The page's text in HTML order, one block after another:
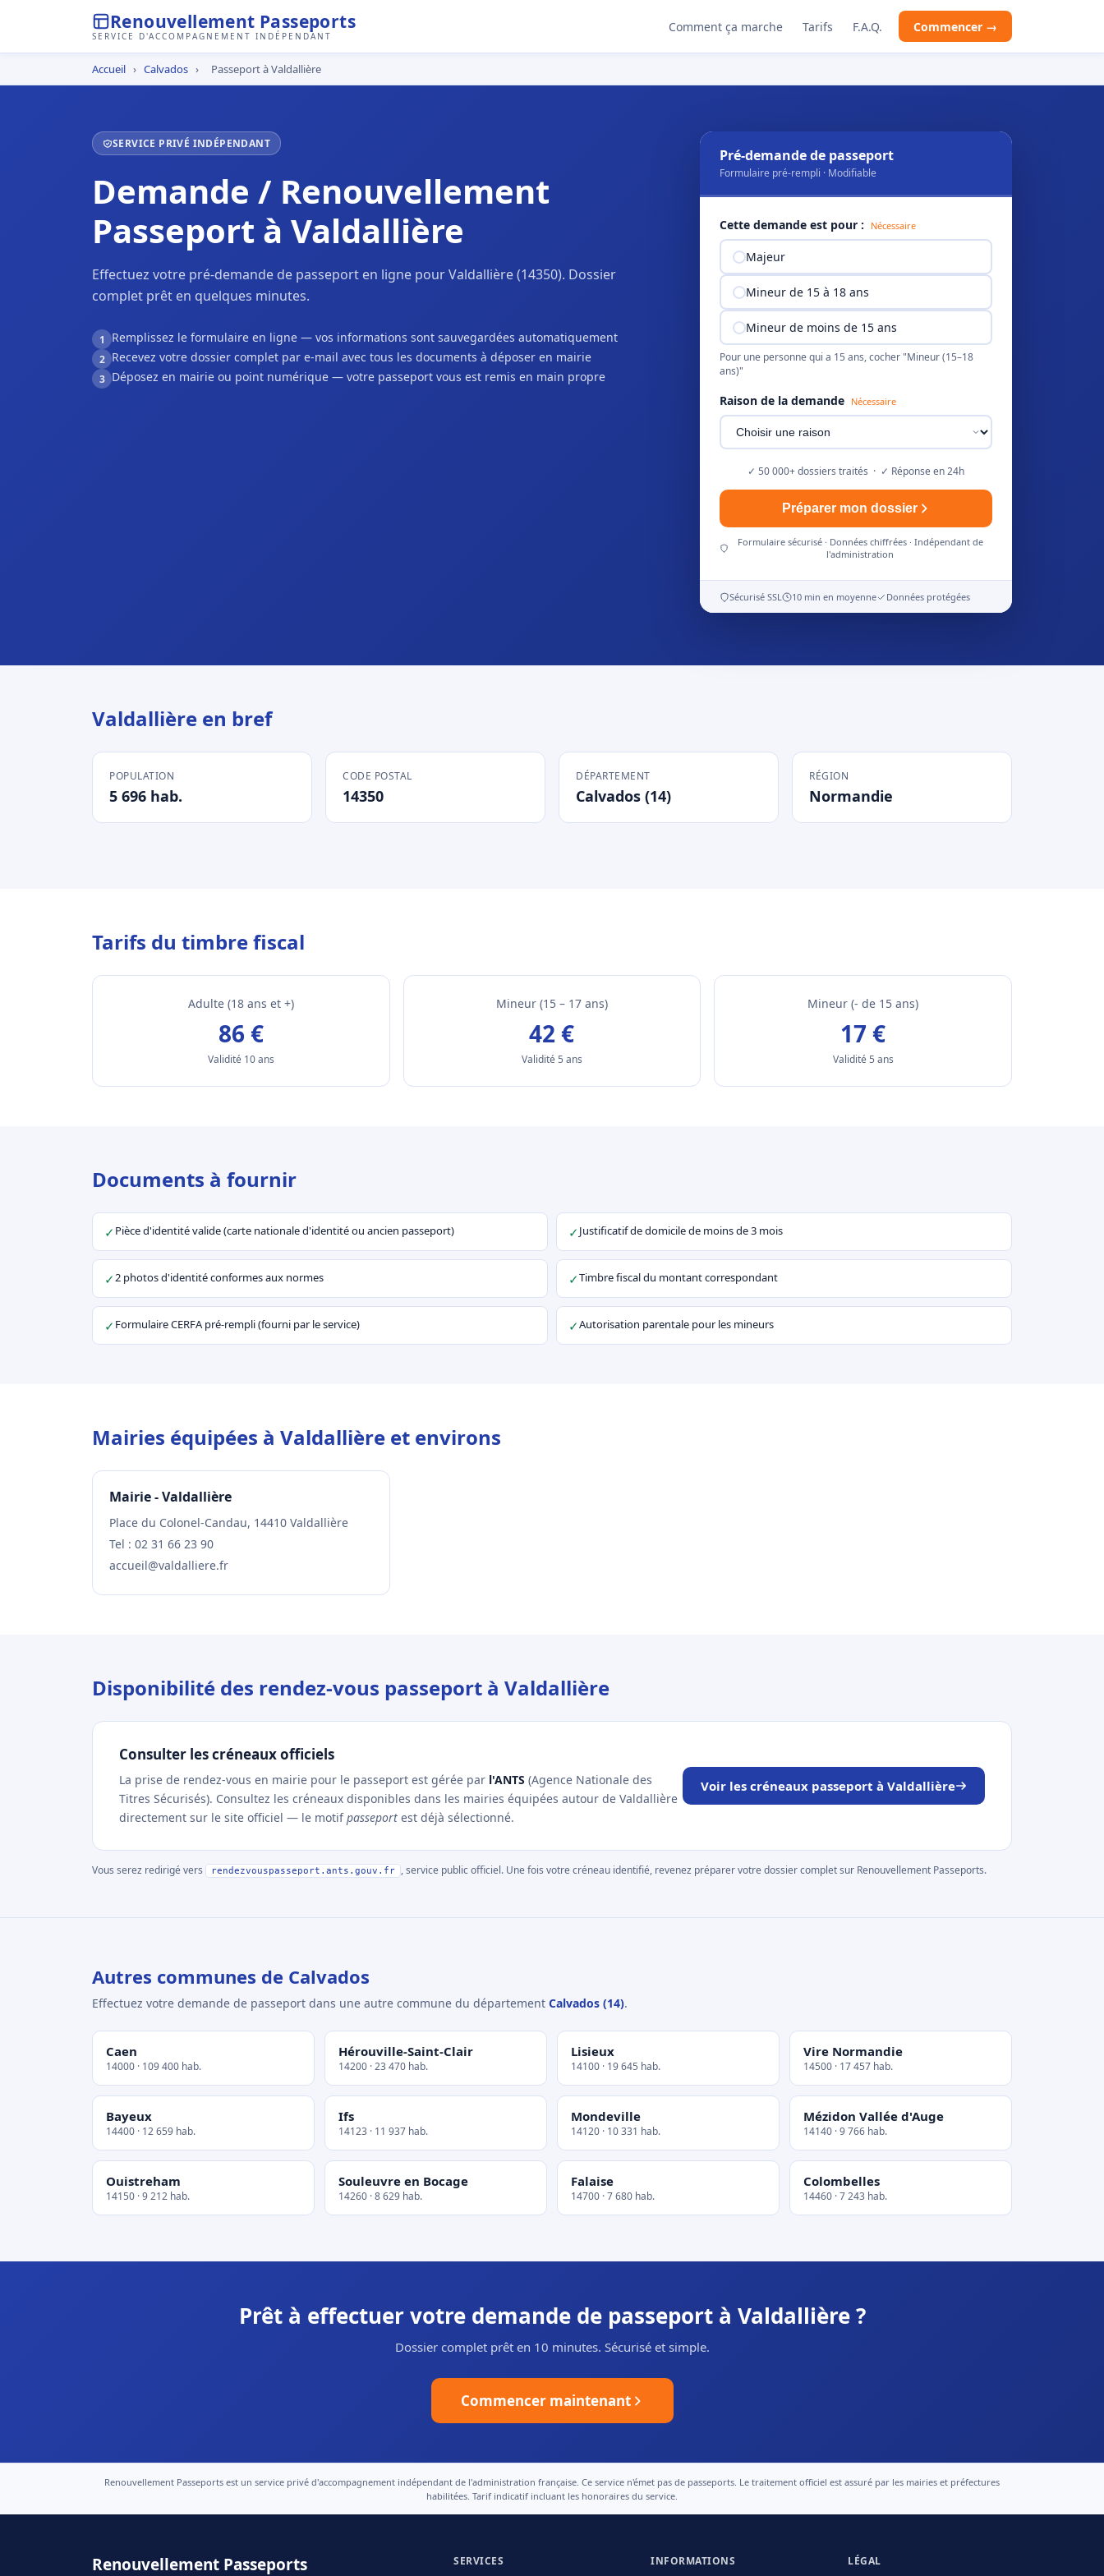
Renouvellement Passeports
SERVICE D'ACCOMPAGNEMENT INDÉPENDANT
Comment ça marche Tarifs F.A.Q. Commencer →
Accueil › Calvados › Passeport à Valdallière
SERVICE PRIVÉ INDÉPENDANT
Demande / Renouvellement
Passeport à Valdallière
Effectuez votre pré-demande de passeport en ligne pour Valdallière (14350). Dossier
complet prêt en quelques minutes.
1 Remplissez le formulaire en ligne — vos informations sont sauvegardées automatiquement
2 Recevez votre dossier complet par e-mail avec tous les documents à déposer en mairie
3 Déposez en mairie ou point numérique — votre passeport vous est remis en main propre
Pré-demande de passeport
Formulaire pré-rempli · Modifiable
Cette demande est pour : Nécessaire
Majeur
Mineur de 15 à 18 ans
Mineur de moins de 15 ans
Pour une personne qui a 15 ans, cocher "Mineur (15–18
ans)"
Raison de la demande Nécessaire
✓ 50 000+ dossiers traités · ✓ Réponse en 24h
Préparer mon dossier
Formulaire sécurisé · Données chiffrées · Indépendant de
l'administration
Sécurisé SSL 10 min en moyenne Données protégées
Valdallière en bref
POPULATION
5 696 hab.
CODE POSTAL
14350
DÉPARTEMENT
Calvados (14)
RÉGION
Normandie
Tarifs du timbre fiscal
Adulte (18 ans et +)
86 €
Validité 10 ans
Mineur (15 – 17 ans)
42 €
Validité 5 ans
Mineur (- de 15 ans)
17 €
Validité 5 ans
Documents à fournir
✓ Pièce d'identité valide (carte nationale d'identité ou ancien passeport) ✓Justificatif de domicile de moins de 3 mois
✓2 photos d'identité conformes aux normes ✓Timbre fiscal du montant correspondant
✓ Formulaire CERFA pré-rempli (fourni par le service) ✓Autorisation parentale pour les mineurs
Mairies équipées à Valdallière et environs
Mairie - Valdallière
Place du Colonel-Candau, 14410 Valdallière
Tel : 02 31 66 23 90
accueil@valdalliere.fr
Disponibilité des rendez-vous passeport à Valdallière
Consulter les créneaux officiels
La prise de rendez-vous en mairie pour le passeport est gérée par l'ANTS (Agence Nationale des
Titres Sécurisés). Consultez les créneaux disponibles dans les mairies équipées autour de Valdallière
directement sur le site officiel — le motifpasseport est déjà sélectionné.
Voir les créneaux passeport à Valdallière
Vous serez redirigé vers rendezvouspasseport.ants.gouv.fr , service public officiel. Une fois votre créneau identifié, revenez préparer votre dossier complet sur Renouvellement Passeports.
Autres communes de Calvados
Effectuez votre demande de passeport dans une autre commune du département Calvados (14).
Caen
14000 · 109 400 hab.
Hérouville-Saint-Clair
14200 · 23 470 hab.
Lisieux
14100 · 19 645 hab.
Vire Normandie
14500 · 17 457 hab.
Bayeux
14400 · 12 659 hab.
Ifs
14123 · 11 937 hab.
Mondeville
14120 · 10 331 hab.
Mézidon Vallée d'Auge
14140 · 9 766 hab.
Ouistreham
14150 · 9 212 hab.
Souleuvre en Bocage
14260 · 8 629 hab.
Falaise
14700 · 7 680 hab.
Colombelles
14460 · 7 243 hab.
Prêt à effectuer votre demande de passeport à Valdallière ?
Dossier complet prêt en 10 minutes. Sécurisé et simple.
Commencer maintenant
Renouvellement Passeports est un service privé d'accompagnement indépendant de l'administration française. Ce service n'émet pas de passeports. Le traitement officiel est assuré par les mairies et préfectures
habilitées. Tarif indicatif incluant les honoraires du service.
Renouvellement Passeports SERVICES INFORMATIONS LÉGAL